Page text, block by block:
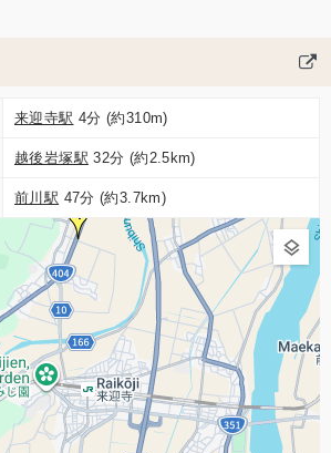
来迎寺駅 4分 (約310m)
越後岩塚駅 32分 (約2.5km)
前川駅 47分 (約3.7km)
1